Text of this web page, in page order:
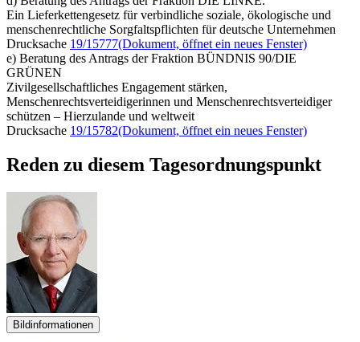
Ein Lieferkettengesetz für verbindliche soziale, ökologische und
menschenrechtliche Sorgfaltspflichten für deutsche Unternehmen
Drucksache 19/15777(Dokument, öffnet ein neues Fenster)
e) Beratung des Antrags der Fraktion BÜNDNIS 90/DIE
GRÜNEN
Zivilgesellschaftliches Engagement stärken,
Menschenrechtsverteidigerinnen und Menschenrechtsverteidiger
schützen – Hierzulande und weltweit
Drucksache 19/15782(Dokument, öffnet ein neues Fenster)
Reden zu diesem Tagesordnungspunkt
Bildinformationen